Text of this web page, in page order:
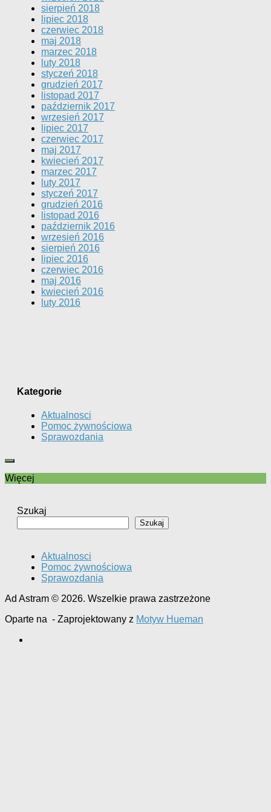
sierpień 2018
lipiec 2018
czerwiec 2018
maj 2018
marzec 2018
luty 2018
styczeń 2018
grudzień 2017
listopad 2017
październik 2017
wrzesień 2017
lipiec 2017
czerwiec 2017
maj 2017
kwiecień 2017
marzec 2017
luty 2017
styczeń 2017
grudzień 2016
listopad 2016
październik 2016
wrzesień 2016
sierpień 2016
lipiec 2016
czerwiec 2016
maj 2016
kwiecień 2016
luty 2016
Kategorie
Aktualnosci
Pomoc żywnościowa
Sprawozdania
Więcej
Szukaj
Szukaj
Aktualnosci
Pomoc żywnościowa
Sprawozdania
Ad Astram © 2026. Wszelkie prawa zastrzeżone
Oparte na - Zaprojektowany z Motyw Hueman